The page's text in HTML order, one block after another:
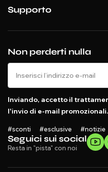
Seguici sui social
Resta in "pista" con noi
Non perderti nulla
Inviando, accetto il
l'invio di e-mail promozionali.
#sconti #esclusive #notizie
Supporto